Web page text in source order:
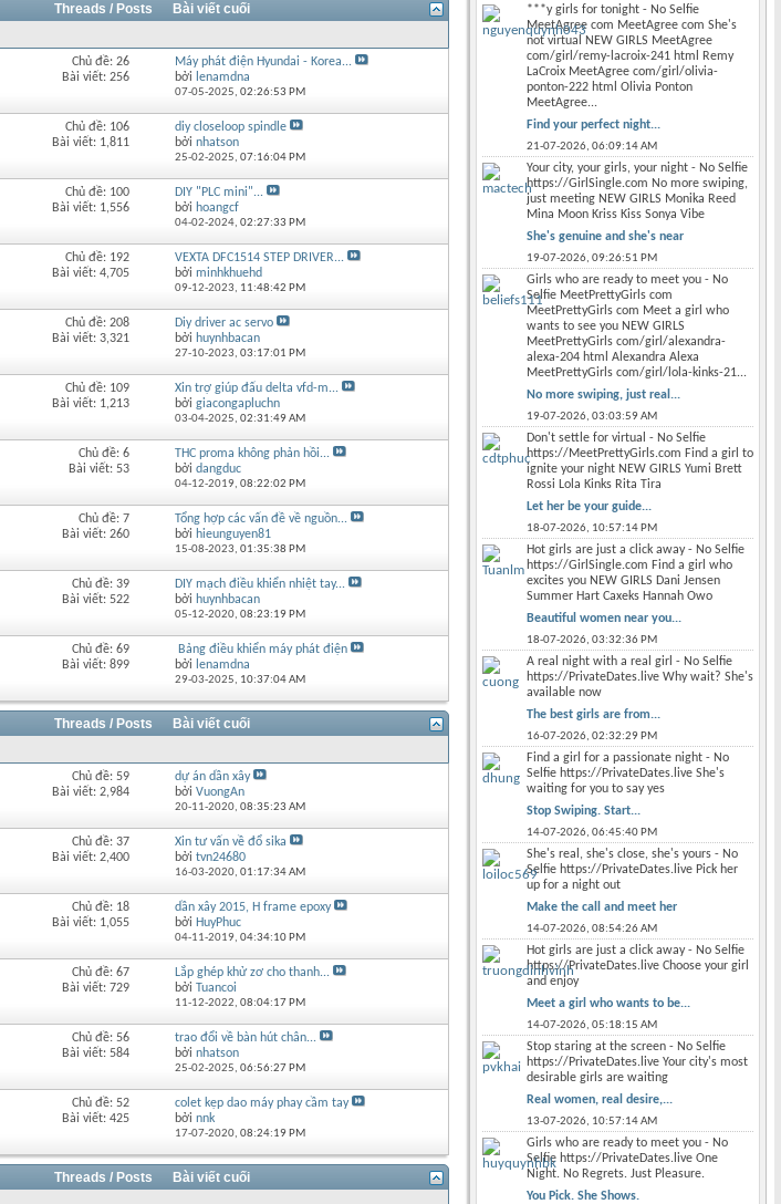
này
Threads / Posts
Bài viết cuối
diễn
Chủ đề: 26
Bài viết: 256
Máy phát điện Hyundai - Korea...
bởi lenamdna
07-05-2025, 02:26:53 PM
diễn
Chủ đề: 106
Bài viết: 1,811
diy closeloop spindle
bởi nhatson
25-02-2025, 07:16:04 PM
diễn
Chủ đề: 100
Bài viết: 1,556
DIY "PLC mini"...
bởi hoangcf
04-02-2024, 02:27:33 PM
diễn
Chủ đề: 192
Bài viết: 4,705
VEXTA DFC1514 STEP DRIVER...
bởi minhkhuehd
09-12-2023, 11:48:42 PM
diễn
Chủ đề: 208
Bài viết: 3,321
Diy driver ac servo
bởi huynhbacan
27-10-2023, 03:17:01 PM
diễn
Chủ đề: 109
Bài viết: 1,213
Xin trợ giúp đấu delta vfd-m...
bởi giacongapluchn
03-04-2025, 02:31:49 AM
diễn
Chủ đề: 6
Bài viết: 53
THC proma không phản hồi...
bởi dangduc
04-12-2019, 08:22:02 PM
diễn
Chủ đề: 7
Bài viết: 260
Tổng hợp các vấn đề về nguồn...
bởi hieunguyen81
15-08-2023, 01:35:38 PM
diễn
Chủ đề: 39
Bài viết: 522
DIY mạch điều khiển nhiệt tay...
bởi huynhbacan
05-12-2020, 08:23:19 PM
diễn
này
Chủ đề: 69
Bài viết: 899
Bảng điều khiển máy phát điện
bởi lenamdna
29-03-2025, 10:37:04 AM
Threads / Posts
Bài viết cuối
diễn
Chủ đề: 59
Bài viết: 2,984
dự án dần xây
bởi VuongAn
20-11-2020, 08:35:23 AM
diễn
Chủ đề: 37
Bài viết: 2,400
Xin tư vấn về đổ sika
bởi tvn24680
16-03-2020, 01:17:34 AM
diễn
Chủ đề: 18
Bài viết: 1,055
dần xây 2015, H frame epoxy
bởi HuyPhuc
04-11-2019, 04:34:10 PM
diễn
Chủ đề: 67
Bài viết: 729
Lắp ghép khử zơ cho thanh...
bởi Tuancoi
11-12-2022, 08:04:17 PM
diễn
Chủ đề: 56
Bài viết: 584
trao đổi về bàn hút chân...
bởi nhatson
25-02-2025, 06:56:27 PM
diễn
này
Chủ đề: 52
Bài viết: 425
colet kẹp dao máy phay cầm tay
bởi nnk
17-07-2020, 08:24:19 PM
Threads / Posts
Bài viết cuối
***y girls for tonight - No Selfie
MeetAgree com MeetAgree com She's
not virtual NEW GIRLS MeetAgree
com/girl/remy-lacroix-241 html Remy
LaCroix MeetAgree com/girl/olivia-
ponton-222 html Olivia Ponton
MeetAgree...
Find your perfect night...
21-07-2026, 06:09:14 AM
Your city, your girls, your night - No Selfie
https://GirlSingle.com No more swiping,
just meeting NEW GIRLS Monika Reed
Mina Moon Kriss Kiss Sonya Vibe
She's genuine and she's near
19-07-2026, 09:26:51 PM
Girls who are ready to meet you - No
Selfie MeetPrettyGirls com
MeetPrettyGirls com Meet a girl who
wants to see you NEW GIRLS
MeetPrettyGirls com/girl/alexandra-
alexa-204 html Alexandra Alexa
MeetPrettyGirls com/girl/lola-kinks-21...
No more swiping, just real...
19-07-2026, 03:03:59 AM
Don't settle for virtual - No Selfie
https://MeetPrettyGirls.com Find a girl to
ignite your night NEW GIRLS Yumi Brett
Rossi Lola Kinks Rita Tira
Let her be your guide...
18-07-2026, 10:57:14 PM
Hot girls are just a click away - No Selfie
https://GirlSingle.com Find a girl who
excites you NEW GIRLS Dani Jensen
Summer Hart Caxeks Hannah Owo
Beautiful women near you...
18-07-2026, 03:32:36 PM
A real night with a real girl - No Selfie
https://PrivateDates.live Why wait? She's
available now
The best girls are from...
16-07-2026, 02:32:29 PM
Find a girl for a passionate night - No
Selfie https://PrivateDates.live She's
waiting for you to say yes
Stop Swiping. Start...
14-07-2026, 06:45:40 PM
She's real, she's close, she's yours - No
Selfie https://PrivateDates.live Pick her
up for a night out
Make the call and meet her
14-07-2026, 08:54:26 AM
Hot girls are just a click away - No Selfie
https://PrivateDates.live Choose your girl
and enjoy
Meet a girl who wants to be...
14-07-2026, 05:18:15 AM
Stop staring at the screen - No Selfie
https://PrivateDates.live Your city's most
desirable girls are waiting
Real women, real desire,...
13-07-2026, 10:57:14 AM
Girls who are ready to meet you - No
Selfie https://PrivateDates.live One
Night. No Regrets. Just Pleasure.
You Pick. She Shows.